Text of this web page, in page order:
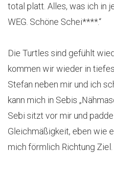
total platt. Alles, was ich in
WEG. Schöne Schei****.“
Die Turtles sind gefühlt
kommen wir wieder in
Stefan neben mir und ich
kann mich in Sebis
Sebi sitzt vor mir und
Gleichmäßigkeit, eben wie
mich förmlich Richtung Ziel.